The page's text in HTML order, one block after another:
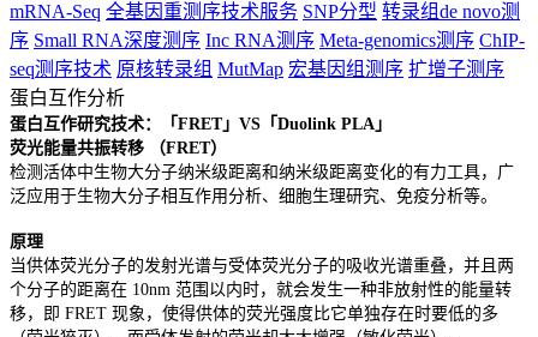
mRNA-Seq 全基因重测序技术服务 SNP分型 转录组de novo测
序 Small RNA深度测序 Inc RNA测序 Meta-genomics测序 ChIP-
seq测序技术 原核转录组 MutMap 宏基因组测序 扩增子测序
蛋白互作分析
蛋白互作研究技术：「FRET」VS「Duolink PLA」
荧光能量共振转移 （FRET）
检测活体中生物大分子纳米级距离和纳米级距离变化的有力工具，广
泛应用于生物大分子相互作用分析、细胞生理研究、免疫分析等。
原理
当供体荧光分子的发射光谱与受体荧光分子的吸收光谱重叠，并且两
个分子的距离在 10nm 范围以内时，就会发生一种非放射性的能量转
移，即 FRET 现象，使得供体的荧光强度比它单独存在时要低的多